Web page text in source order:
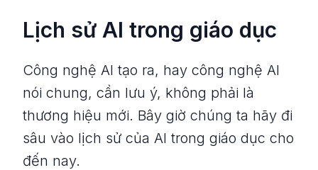
Lịch sử AI trong giáo dục
Công nghệ AI tạo ra, hay công nghệ AI
nói chung, cần lưu ý, không phải là
thương hiệu mới. Bây giờ chúng ta hãy đi
sâu vào lịch sử của AI trong giáo dục cho
đến nay.